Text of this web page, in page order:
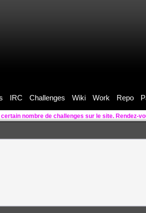
IRC Challenges Wiki Work Repo